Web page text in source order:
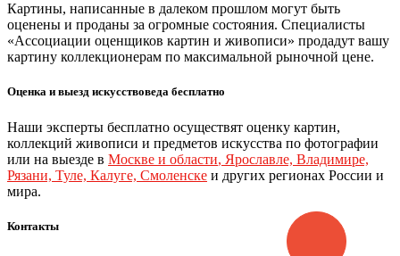
Картины, написанные в далеком прошлом могут быть
оценены и проданы за огромные состояния. Специалисты
«Ассоциации оценщиков картин и живописи» продадут вашу
картину коллекционерам по максимальной рыночной цене.
Оценка и выезд искусствоведа бесплатно
Наши эксперты бесплатно осуществят оценку картин,
коллекций живописи и предметов искусства по фотографии
или на выезде в Москве и области, Ярославле, Владимире,
Рязани, Туле, Калуге, Смоленске и других регионах России и
мира.
Контакты